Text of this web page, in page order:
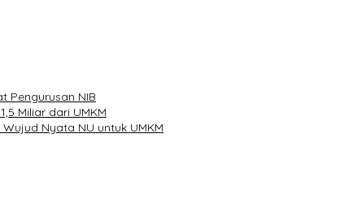
Pengurusan NIB
Miliar dari UMKM
Nyata NU untuk UMKM